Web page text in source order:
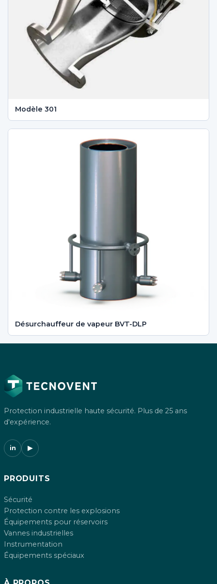
Modèle 301
Désurchauffeur de vapeur BVT-DLP
Protection industrielle haute sécurité. Plus de 25 ans
d'expérience.
in ▶
PRODUITS
Sécurité
Protection contre les explosions
Équipements pour réservoirs
Vannes industrielles
Instrumentation
Équipements spéciaux